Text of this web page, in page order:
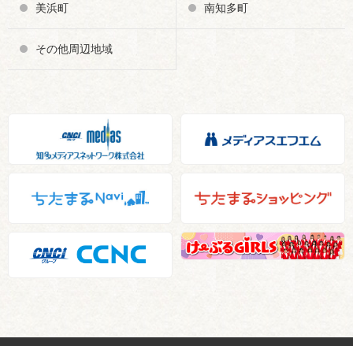
美浜町 南知多町
その他周辺地域